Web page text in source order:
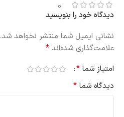
0
دیدگاه خود را بنویسید
نشانی ایمیل شما منتشر نخواهد شد.
علامت‌گذاری شده‌اند *
امتیاز شما *
دیدگاه شما *